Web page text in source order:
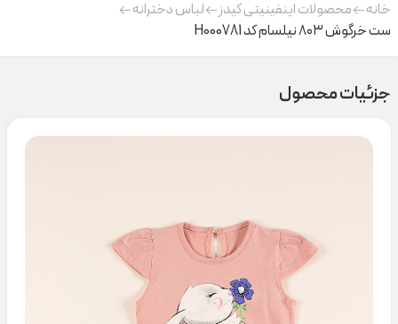
خانه محصولات اینفینیتی کیدز
لباس دخترانه
ست خرگوش ۸۰۳ نیلسام کد H000781
جزئیات محصول